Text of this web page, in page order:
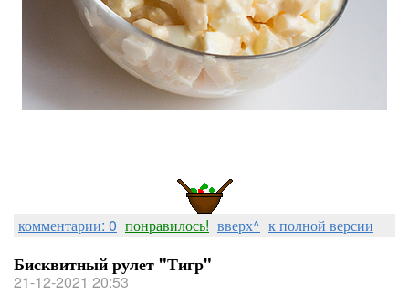
комментарии: 0 понравилось! вверх^ к полной версии
Бисквитный рулет "Тигр"
21-12-2021 20:53